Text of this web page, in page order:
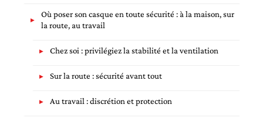
Où poser son casque en toute sécurité : à la maison, sur
la route, au travail
Chez soi : privilégiez la stabilité et la ventilation
Sur la route : sécurité avant tout
Au travail : discrétion et protection